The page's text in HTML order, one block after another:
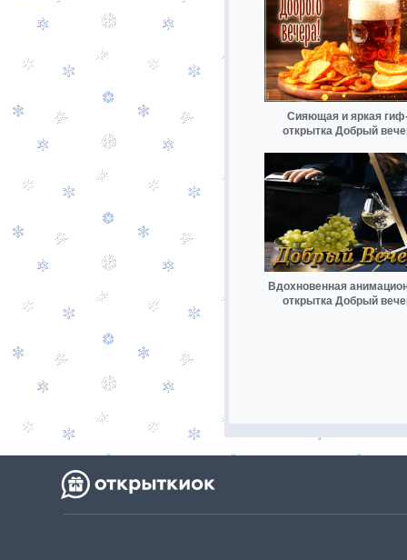
Сияющая и яркая
открытка Добрый
Вдохновенная
открытка Добрый